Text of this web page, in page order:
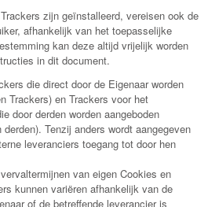
zijn geïnstalleerd, vereisen ook de
afhankelijk van het toepasselijke
kan deze altijd vrijelijk worden
in dit document.
die direct door de Eigenaar worden
Trackers) en Trackers voor het
door derden worden aangeboden
Tenzij anders wordt aangegeven
leveranciers toegang tot door hen
van eigen Cookies en
kunnen variëren afhankelijk van de
of de betreffende leverancier is